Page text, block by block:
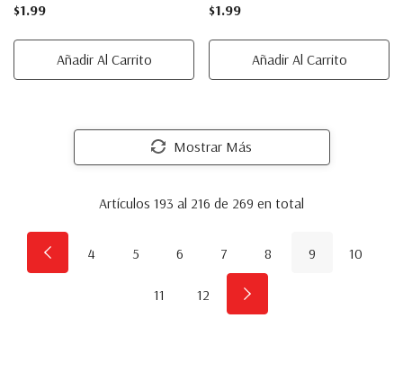
$1.99
Añadir Al Carrito
$1.99
Añadir Al Carrito
Mostrar Más
Artículos 193 al 216 de 269 en total
4 5 6 7 8 9 10
11 12